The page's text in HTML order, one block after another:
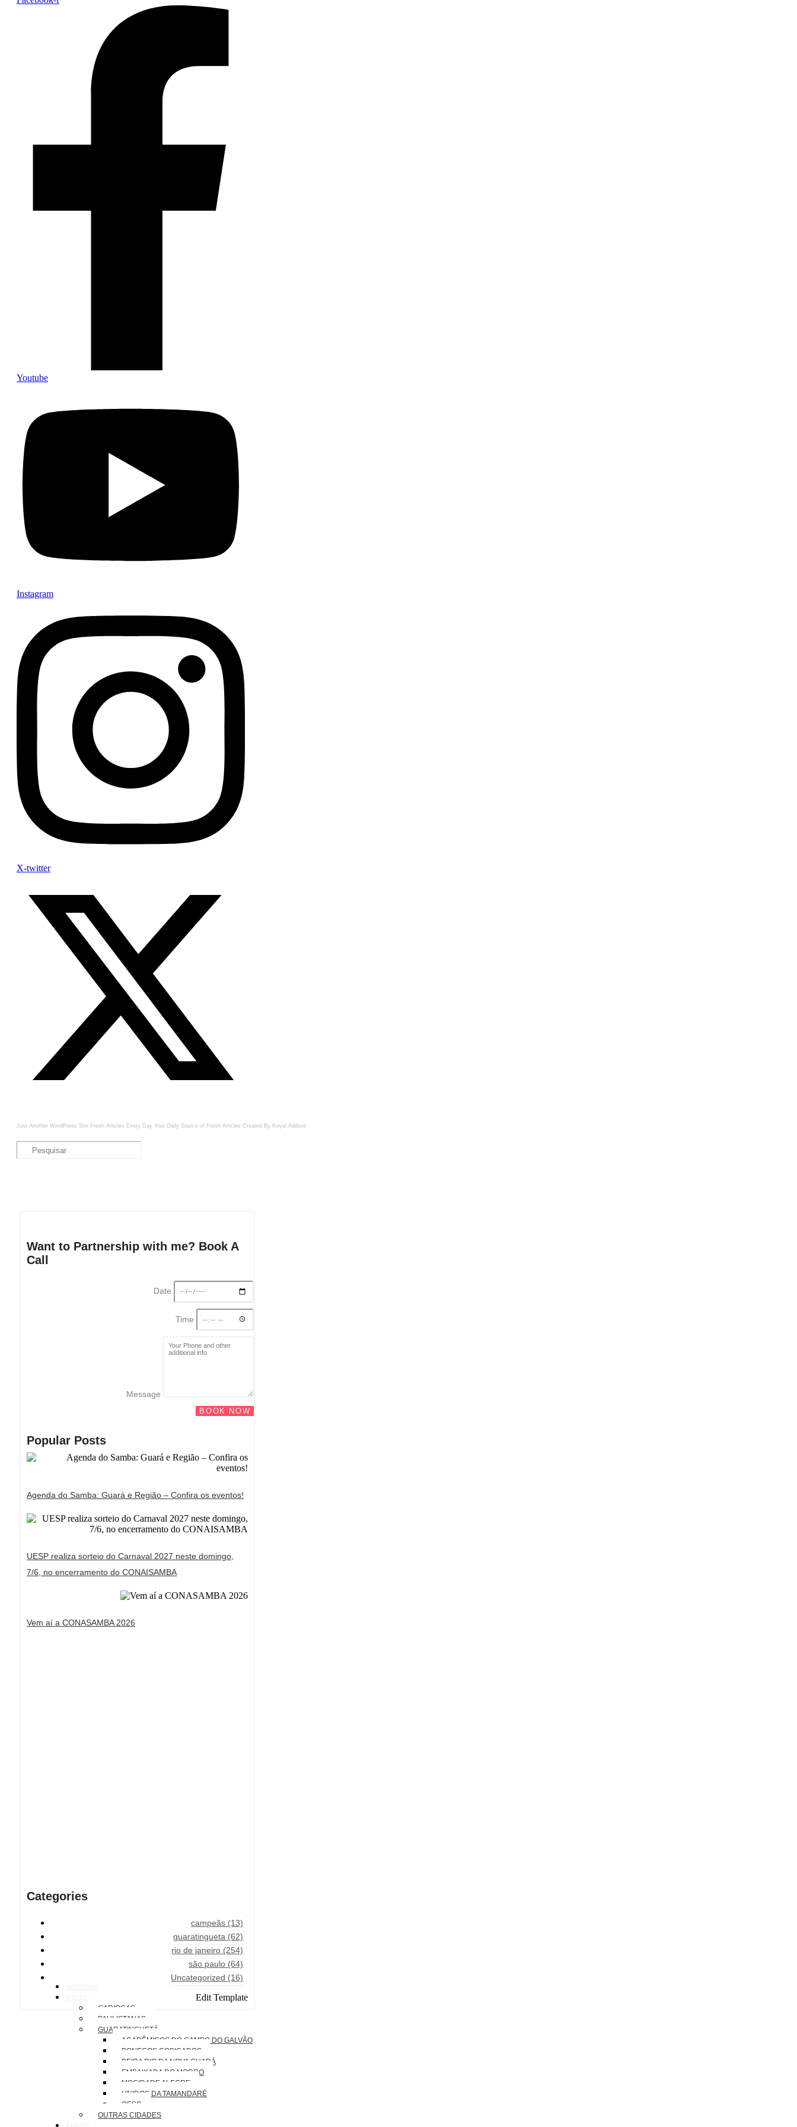
Youtube
Instagram
X-twitter
Just Another WordPress Site Fresh Articles Every Day Your Daily Source of Fresh Articles Created By Royal Addons
Want to Partnership with me? Book A
Call
Date
Time
Message
BOOK NOW
Popular Posts
Agenda do Samba: Guará e Região – Confira os eventos!
UESP realiza sorteio do Carnaval 2027 neste domingo,
7/6, no encerramento do CONAISAMBA
Vem aí a CONASAMBA 2026
Categories
campeãs (13)
guaratingueta (62)
rio de janeiro (254)
são paulo (64)
Uncategorized (16)
Edit Template
CARIOCAS
PAULISTANAS
GUARATINGUETÁ
ACADÊMICOS DO CAMPO DO GALVÃO
BONECOS COBIÇADOS
BEIRA RIO DA NOVA GUARÁ
EMBAIXADA DO MORRO
MOCIDADE ALEGRE
UNIDOS DA TAMANDARÉ
OESG
OUTRAS CIDADES